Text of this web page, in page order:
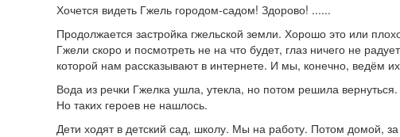
Хочется видеть Гжель городом-садом! Здорово! ......
Продолжается застройка гжельской земли. Хорошо это или
Гжели скоро и посмотреть не на что будет, глаз ничего не
которой нам рассказывают в интернете. И мы, конечно, ведём
Вода из речки Гжелка ушла, утекла, но потом решила
Но таких героев не нашлось.
Дети ходят в детский сад, школу. Мы на работу. Потом домой,